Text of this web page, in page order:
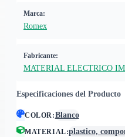
Marca:
Romex
Fabricante:
MATERIAL ELECTRICO
Especificaciones del Producto
COLOR:Blanco
MATERIAL:plastico,